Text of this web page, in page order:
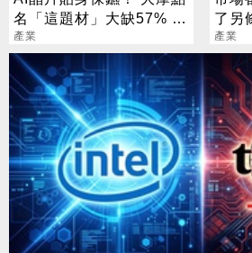
名「這題材」大缺57% 3
檔隱藏新星曝光
產業
了另
戰場
產業